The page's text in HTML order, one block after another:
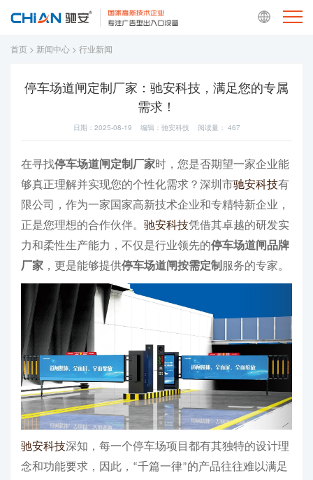
首页 > 新闻中心 > 行业新闻
停车场道闸定制厂家：驰安科技，满足您的专属
需求！
日期：2025-08-19 编辑：驰安科技 阅读量： 467
在寻找停车场道闸定制厂家时，您是否期望一家企业能
够真正理解并实现您的个性化需求？深圳市驰安科技有
限公司，作为一家国家高新技术企业和专精特新企业，
正是您理想的合作伙伴。 驰安科技凭借其卓越的研发实
力和柔性生产能力，不仅是行业领先的停车场道闸品牌
厂家 ，更是能够提供停车场道闸按需定制 服务的专家。
驰安科技深知，每一个停车场项目都有其独特的设计理
念和功能要求，因此， “千篇一律”的产品往往难以满足